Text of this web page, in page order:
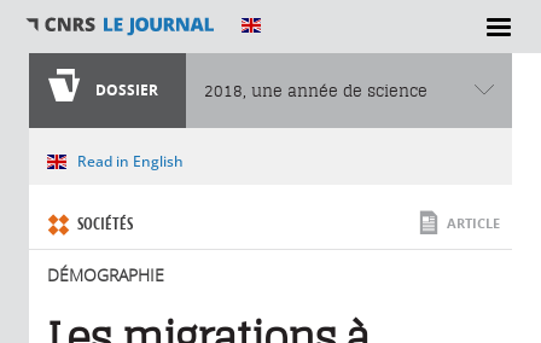
SECTIONS
DOSSIER 2018, une année de science
Vous êtes ici
Read in English
SOCIÉTÉS
DÉMOGRAPHIE
ARTICLE